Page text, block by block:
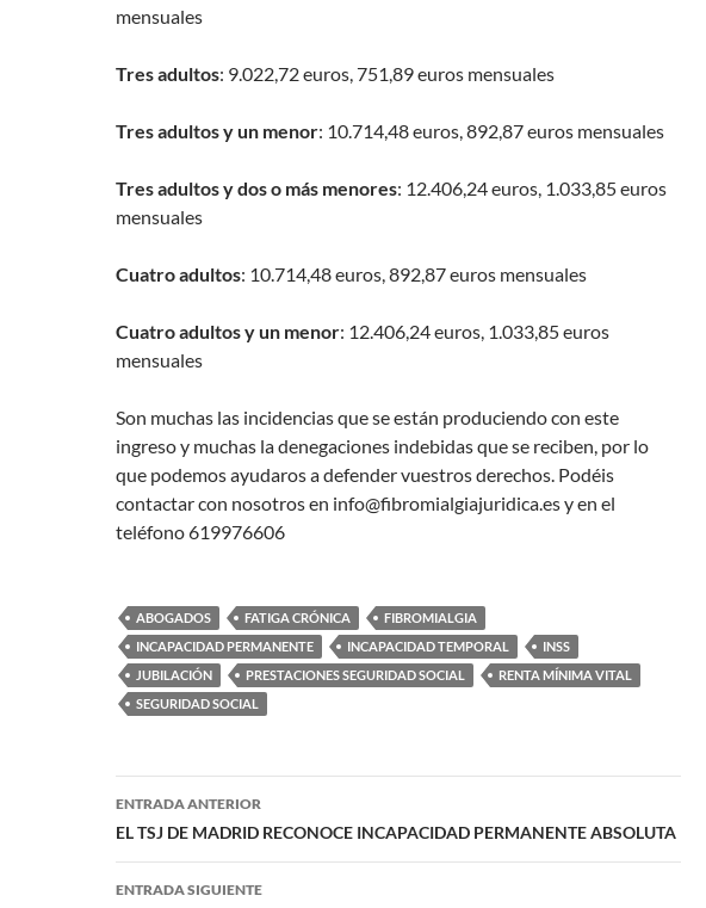
mensuales
Tres adultos: 9.022,72 euros, 751,89 euros mensuales
Tres adultos y un menor: 10.714,48 euros, 892,87 euros mensuales
Tres adultos y dos o más menores: 12.406,24 euros, 1.033,85 euros
mensuales
Cuatro adultos: 10.714,48 euros, 892,87 euros mensuales
Cuatro adultos y un menor: 12.406,24 euros, 1.033,85 euros
mensuales
Son muchas las incidencias que se están produciendo con este
ingreso y muchas la denegaciones indebidas que se reciben, por lo
que podemos ayudaros a defender vuestros derechos. Podéis
contactar con nosotros en info@fibromialgiajuridica.es y en el
teléfono 619976606
ABOGADOS FATIGA CRÓNICA
FIBROMIALGIA
INCAPACIDAD PERMANENTE
INCAPACIDAD TEMPORAL
INSS
JUBILACIÓN
PRESTACIONES SEGURIDAD SOCIAL
RENTA MÍNIMA VITAL
SEGURIDAD SOCIAL
Navegación
de
entradas
ENTRADA ANTERIOR
EL TSJ DE MADRID RECONOCE INCAPACIDAD PERMANENTE ABSOLUTA
ENTRADA SIGUIENTE